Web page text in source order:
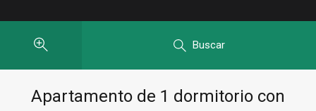
Buscar
Apartamento de 1 dormitorio con